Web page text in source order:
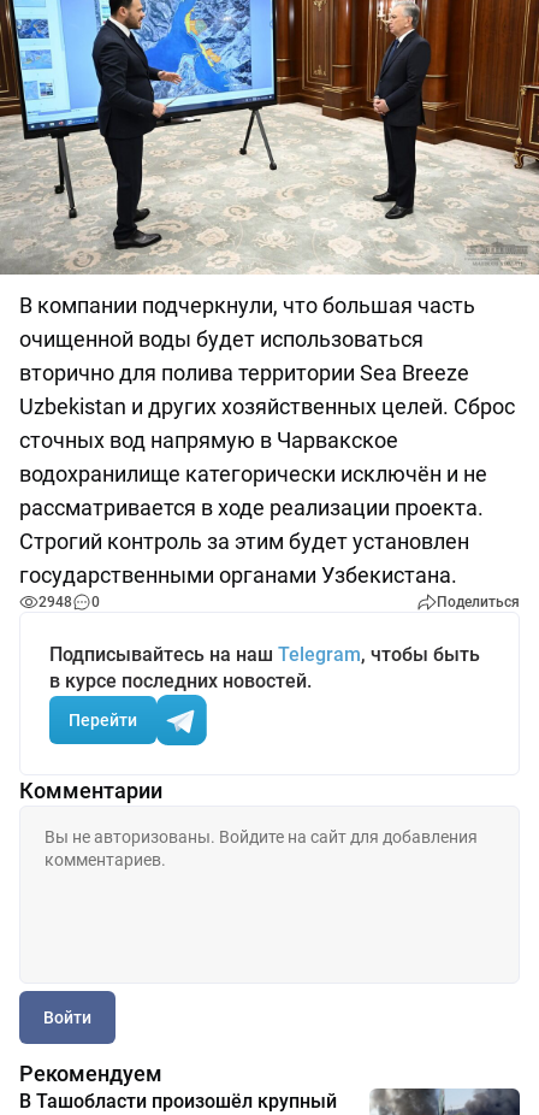
В компании подчеркнули, что большая часть
очищенной воды будет использоваться
вторично для полива территории Sea Breeze
Uzbekistan и других хозяйственных целей. Сброс
сточных вод напрямую в Чарвакское
водохранилище категорически исключён и не
рассматривается в ходе реализации проекта.
Строгий контроль за этим будет установлен
государственными органами Узбекистана.
2948 0 Поделиться
Подписывайтесь на наш Telegram, чтобы быть
в курсе последних новостей.
Перейти
Комментарии
Войти
Рекомендуем
В Ташобласти произошёл крупный